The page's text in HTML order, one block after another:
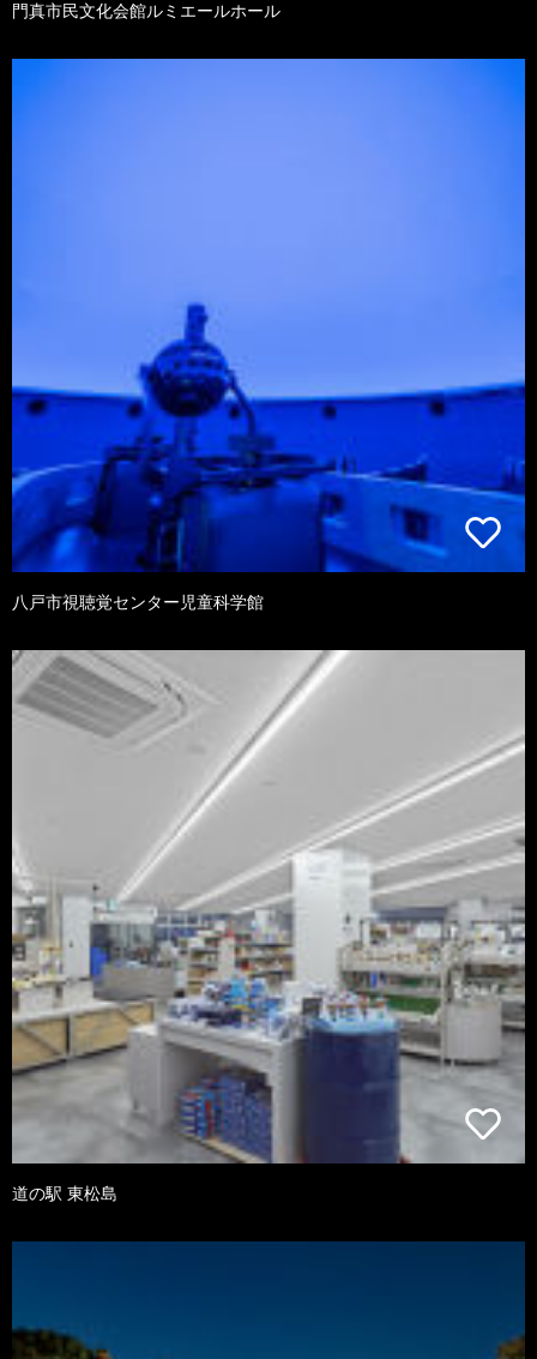
門真市民文化会館ルミエールホール
八戸市視聴覚センター児童科学館
道の駅 東松島